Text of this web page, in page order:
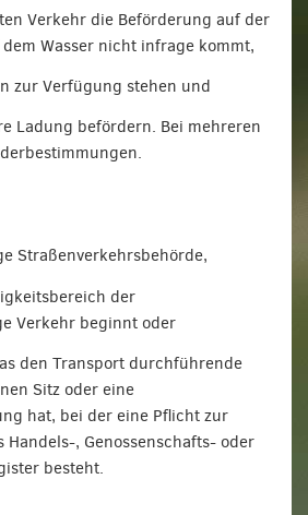
Verkehr die Beförderung auf der
Wasser nicht infrage kommt,
zur Verfügung stehen und
Ladung befördern. Bei mehreren
Straßenverkehrsbehörde,
der
Verkehr beginnt oder
den Transport durchführende
Sitz oder eine
hat, bei der eine Pflicht zur
Handels-, Genossenschafts- oder
besteht.